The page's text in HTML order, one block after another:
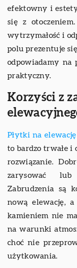
efektowny i
się z
wytrzymałość i
polu prezentuje
odpowiadamy na
praktyczny.
Korzyści z
Płytki na elewację
to bardzo trwałe i
rozwiązanie.
zarysować lub
Zabrudzenia są
nową elewację,
kamieniem nie
na warunki
choć nie
użytkowania.